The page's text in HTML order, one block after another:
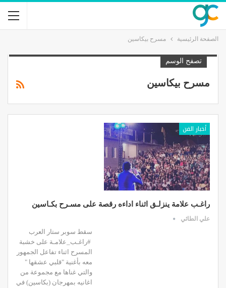
الصفحة الرئيسية مسرح بيكاسين
تصفح الوسم
مسرح بيكاسين
أخبار الفن
راغـب علامة ينزلـق اثناء اداءه رقصة على مسـرح بكـاسين
علي الطائي
سقط سوبر ستار العرب
#راغـب_علامـة على خشبة
المسرح اثناء تفاعل الجمهور
معه بأغنية "قلبي عشقها "
والتي غناها مع مجموعة من
اغانيه بمهرجان (بكاسين) في